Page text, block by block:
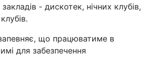
- дискотек, нічних клубів,
що працюватиме в
для забезпечення